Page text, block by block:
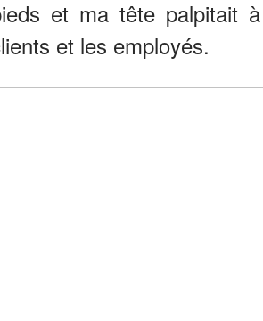
et ma tête palpitait
et les employés.